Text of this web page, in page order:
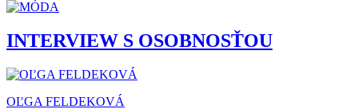
INTERVIEW S OSOBNOSŤOU
OĽGA FELDEKOVÁ